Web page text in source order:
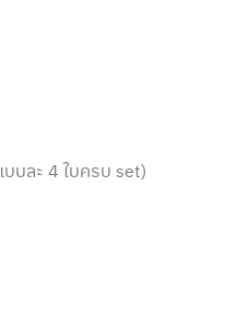
บละ 4 ใบครบ set)